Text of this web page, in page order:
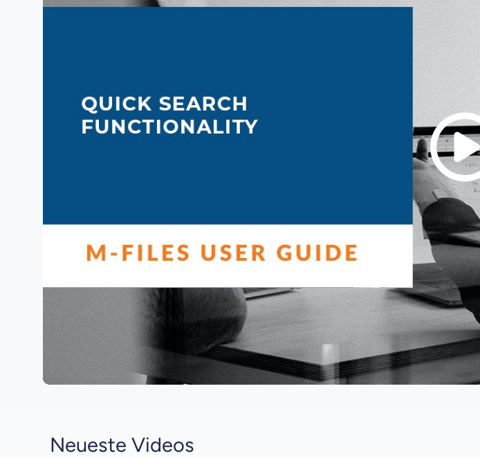
Neueste Videos